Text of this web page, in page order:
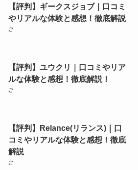
【評判】ギークスジョブ｜口コミ
やリアルな体験と感想！徹底解説
【評判】ユウクリ｜口コミやリア
ルな体験と感想！徹底解説！
【評判】Relance(リランス)｜口
コミやリアルな体験と感想！徹底
解説